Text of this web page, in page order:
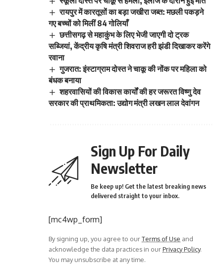
रायपुर में कारतूसों का बड़ा जखीरा जब्त: मछली पकड़ने
गए बच्चों को मिलीं 84 गोलियाँ
छत्तीसगढ़ से महाकुंभ के लिए भेजी जाएगी दो ट्रक
सब्जियां, केंद्रीय कृषि मंत्री शिवराज हरी झंडी दिखाकर करेंगे
रवाना
गुजरात: इंस्टाग्राम दोस्त ने चाकू की नोंक पर महिला को
बंधक बनाया
शहरवासियों की विकास कार्यों की हर जरूरत विष्णु देव
सरकार की प्राथमिकता: उद्योग मंत्री लखन लाल देवांगन
Sign Up For Daily
Newsletter
Be keep up! Get the latest breaking news
delivered straight to your inbox.
[mc4wp_form]
By signing up, you agree to ourTerms of Use and
acknowledge the data practices in ourPrivacy Policy.
You may unsubscribe at any time.